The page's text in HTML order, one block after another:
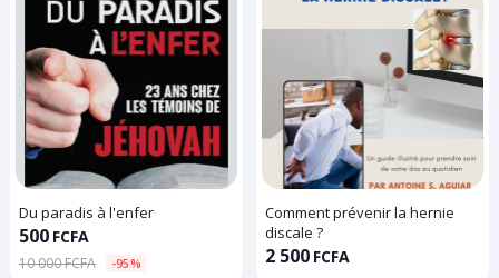
Du paradis à l'enfer
500 FCFA
10 000 FCFA -95%
Comment prévenir la hernie
discale ?
2 500 FCFA